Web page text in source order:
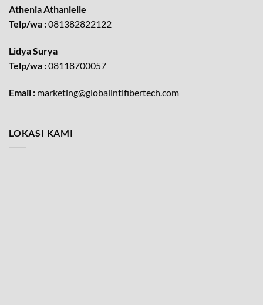
Athenia Athanielle
Telp/wa :081382822122
Lidya Surya
Telp/wa :08118700057
Email : marketing@globalintifibertech.com
LOKASI KAMI